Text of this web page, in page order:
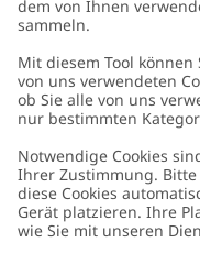
Kundenservice
Kontaktieren Sie
Über uns